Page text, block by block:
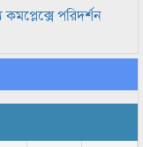
কমপ্লেক্সে পরিদর্শন